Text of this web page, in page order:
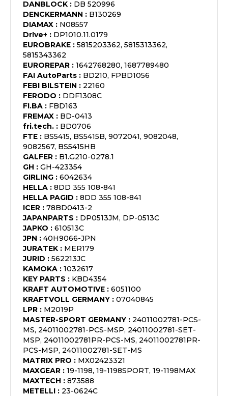
DANBLOCK : DB 520996
DENCKERMANN : B130269
DIAMAX : N08557
Dr!ve+ : DP1010.11.0179
EUROBRAKE : 5815203362, 5815313362,
5815343362
EUROREPAR : 1642768280, 1687789480
FAI AutoParts : BD210, FPBD1056
FEBI BILSTEIN : 22160
FERODO : DDF1308C
FI.BA : FBD163
FREMAX : BD-0413
fri.tech. : BD0706
FTE : BS5415, BS5415B, 9072041, 9082048,
9082567, BS5415HB
GALFER : B1.G210-0278.1
GH : GH-423354
GIRLING : 6042634
HELLA : 8DD 355 108-841
HELLA PAGID : 8DD 355 108-841
ICER : 78BD0413-2
JAPANPARTS : DP0513JM, DP-0513C
JAPKO : 610513C
JPN : 40H9066-JPN
JURATEK : MER179
JURID : 562213JC
KAMOKA : 1032617
KEY PARTS : KBD4354
KRAFT AUTOMOTIVE : 6051100
KRAFTVOLL GERMANY : 07040845
LPR : M2019P
MASTER-SPORT GERMANY : 24011002781-PCS-
MS, 24011002781-PCS-MSP, 24011002781-SET-
MSP, 24011002781PR-PCS-MS, 24011002781PR-
PCS-MSP, 24011002781-SET-MS
MATRIX PRO : MX02423321
MAXGEAR : 19-1198, 19-1198SPORT, 19-1198MAX
MAXTECH : 873588
METELLI : 23-0624C